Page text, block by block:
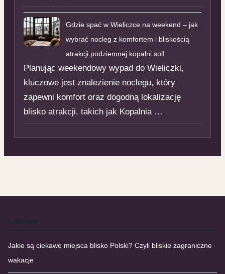
Gdzie spać w Wieliczce na weekend – jak
wybrać nocleg z komfortem i bliskością
atrakcji podziemnej kopalni solI
Planując weekendowy wypad do Wieliczki,
kluczowe jest znalezienie noclegu, który
zapewni komfort oraz dogodną lokalizację
blisko atrakcji, takich jak Kopalnia …
Losowe
Jakie są ciekawe miejsca blisko Polski? Czyli bliskie zagraniczne
wakacje